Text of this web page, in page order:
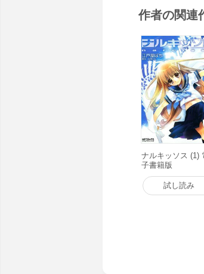
作者の関連
ナルキッソス (1)
子書籍版
試し読み